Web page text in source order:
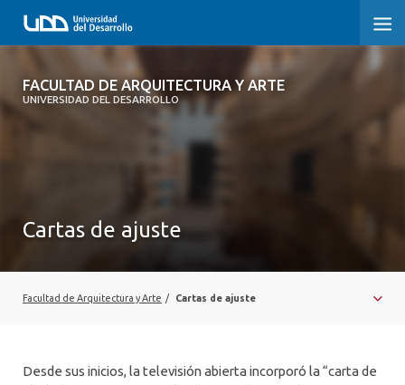
FACULTAD DE ARQUITECTURA Y ARTE
UNIVERSIDAD DEL DESARROLLO
FACULTAD DE ARQUITECTURA Y ARTE
VINCULACIÓN CON EL MEDIO
Cartas de ajuste
Facultad de Arquitectura y Arte / Cartas de ajuste
Desde sus inicios, la televisión abierta incorporó la “carta de